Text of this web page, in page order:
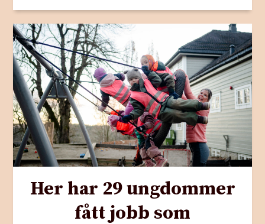
Her har 29 ungdommer
fått jobb som